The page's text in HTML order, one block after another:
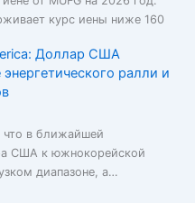
курс иены ниже 160
Доллар США
ралли и
что в ближайшей
США к южнокорейской
диапазоне, а…